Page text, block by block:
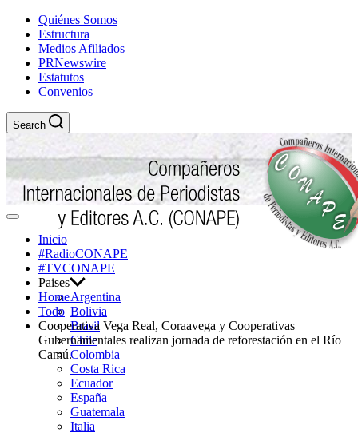
Skip
content
Quiénes Somos
Estructura
Medios Afiliados
PRNewswire
Estatutos
Convenios
Search
CONAPE - Compañeros
Internacionales de Periodistas y
Editores A.C.
Un Consejo Internacional, que se define como una entidad apolítica,
no lucrativa ni religiosa, que agremia a editores y periodistas de
diversos medios de comunicación.
Off
CanvasInicio
#RadioCONAPE
#TVCONAPE
Paises
Argentina
Bolivia
Brasil
Chile
Colombia
Costa Rica
Ecuador
España
Guatemala
Italia
Home
Todo
Cooperativa Vega Real, Coraavega y Cooperativas
Gubernamentales realizan jornada de reforestación en el Río
Camú.